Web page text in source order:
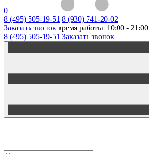
0
8 (495) 505-19-51 8 (930) 741-20-02
Заказать звонок время работы: 10:00 - 21:00
8 (495) 505-19-51 Заказать звонок